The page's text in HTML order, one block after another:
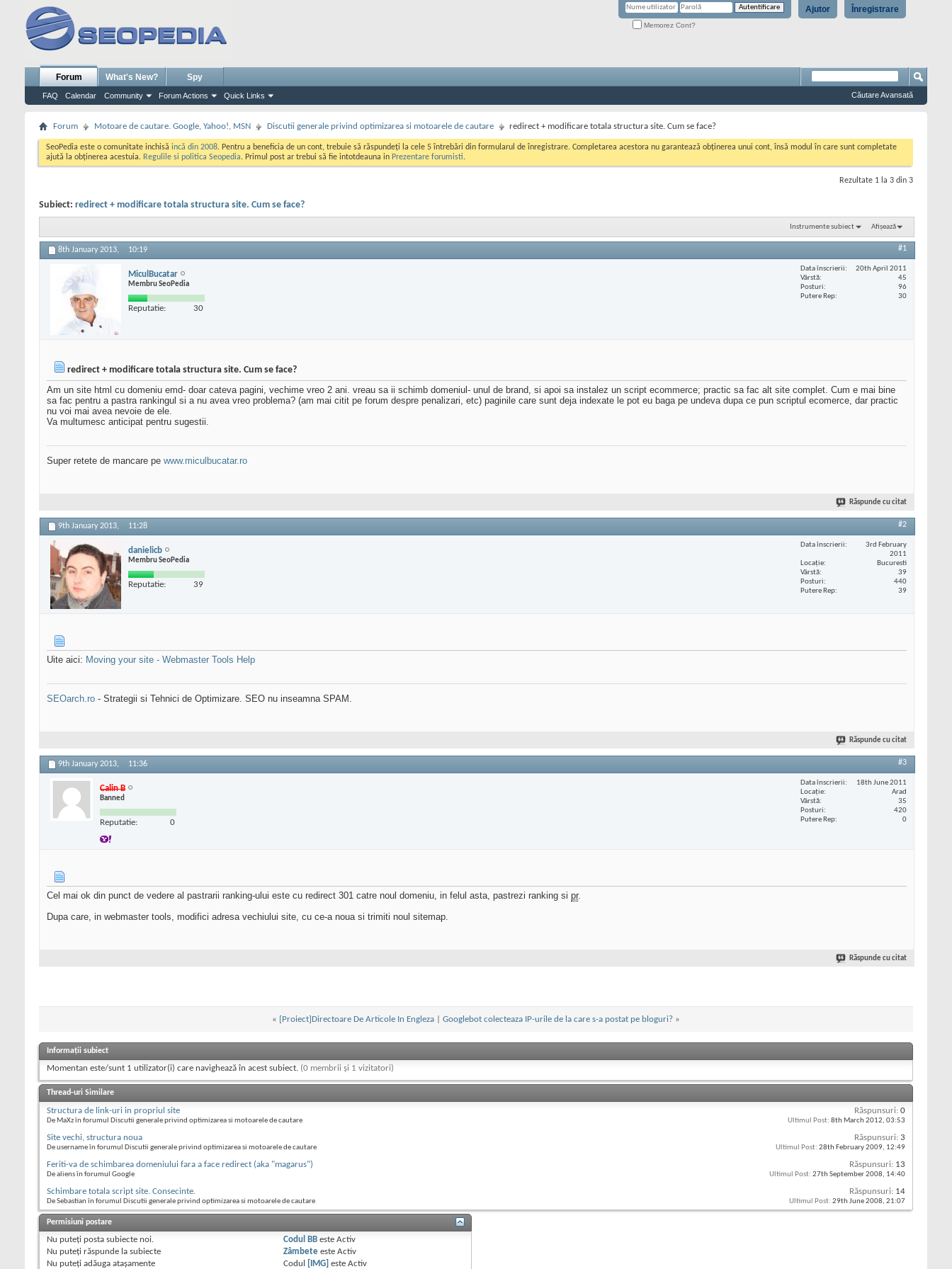
Înregistrare
Ajutor
Memorez Cont?
Forum
FAQ Calendar Community Forum Actions Quick Links
What's New? Spy
Căutare Avansată
Forum Motoare de cautare. Google, Yahoo!, MSN Discutii generale privind optimizarea si motoarele de cautare redirect + modificare totala structura site. Cum se face?
SeoPedia este o comunitate inchisă incă din 2008. Pentru a beneficia de un cont, trebuie să răspundeți la cele 5 întrebări din formularul de înregistrare. Completarea acestora nu garantează obținerea unui cont, însă modul în care sunt completate
ajută la obținerea acestuia. Regulile si politica Seopedia. Primul post ar trebui să fie intotdeauna in Prezentare forumisti.
Rezultate 1 la 3 din 3
Subiect: redirect + modificare totala structura site. Cum se face?
Instrumente subiect Afișează
8th January 2013, 10:19 #1
MiculBucatar
Membru SeoPedia
Reputatie: 30
Data înscrierii
20th April 2011
Vârstă
45
Posturi
96
Putere Rep
30
redirect + modificare totala structura site. Cum se face?
Am un site html cu domeniu emd- doar cateva pagini, vechime vreo 2 ani. vreau sa ii schimb domeniul- unul de brand, si apoi sa instalez un script ecommerce; practic sa fac alt site complet. Cum e mai bine
sa fac pentru a pastra rankingul si a nu avea vreo problema? (am mai citit pe forum despre penalizari, etc) paginile care sunt deja indexate le pot eu baga pe undeva dupa ce pun scriptul ecomerce, dar practic
nu voi mai avea nevoie de ele.
Va multumesc anticipat pentru sugestii.
Super retete de mancare pe www.miculbucatar.ro
Răspunde cu citat
9th January 2013, 11:28 #2
danielicb
Membru SeoPedia
Reputatie: 39
Data înscrierii
3rd February
2011
Locaţie
Bucuresti
Vârstă
39
Posturi
440
Putere Rep
39
Uite aici: Moving your site - Webmaster Tools Help
SEOarch.ro - Strategii si Tehnici de Optimizare. SEO nu inseamna SPAM.
Răspunde cu citat
9th January 2013, 11:36 #3
Calin B
Banned
Reputatie: 0
Data înscrierii
18th June 2011
Locaţie
Arad
Vârstă
35
Posturi
420
Putere Rep
0
Cel mai ok din punct de vedere al pastrarii ranking-ului este cu redirect 301 catre noul domeniu, in felul asta, pastrezi ranking si pr.
Dupa care, in webmaster tools, modifici adresa vechiului site, cu ce-a noua si trimiti noul sitemap.
Răspunde cu citat
« [Proiect]Directoare De Articole In Engleza Googlebot colecteaza IP-urile de la care s-a postat pe bloguri? »
Informații subiect
Momentan este/sunt 1 utilizator(i) care navighează în acest subiect. (0 membrii și 1 vizitatori)
Thread-uri Similare
Structura de link-uri in propriul site
De MaXz în forumul Discutii generale privind optimizarea si motoarele de cautare
Răspunsuri: 0
Ultimul Post: 8th March 2012, 03:53
Site vechi, structura noua
De username în forumul Discutii generale privind optimizarea si motoarele de cautare
Răspunsuri: 3
Ultimul Post: 28th February 2009, 12:49
Feriti-va de schimbarea domeniului fara a face redirect (aka "magarus")
De aliens în forumul Google
Răspunsuri: 13
Ultimul Post: 27th September 2008, 14:40
Schimbare totala script site. Consecinte.
De Sebastian în forumul Discutii generale privind optimizarea si motoarele de cautare
Răspunsuri: 14
Ultimul Post: 29th June 2008, 21:07
Permisiuni postare
Nu puteţi posta subiecte noi.
Nu puteţi răspunde la subiecte
Nu puteţi adăuga ataşamente
Codul BB esteActiv
Zâmbete esteActiv
Codul
[IMG] esteActiv